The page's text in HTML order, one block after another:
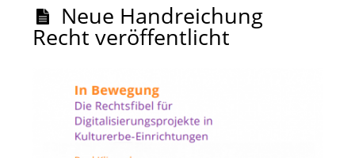
Neue Handreichung
Recht veröffentlicht